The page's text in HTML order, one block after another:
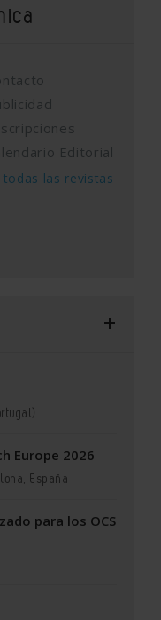
Editorial
todas las revistas
Europe 2026
España
para los OCS